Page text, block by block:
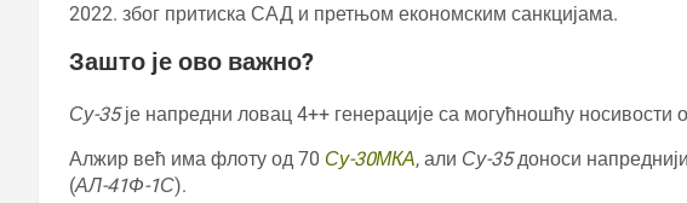
2022. због притиска САД и претњом економским санкцијама.
Зашто је ово важно?
Су-35је напредни ловац 4++ генерације са могућношћу носивости
Алжир већ има флоту од 70 Су-30МКА, али Су-35доноси
(АЛ-41Ф-1С).